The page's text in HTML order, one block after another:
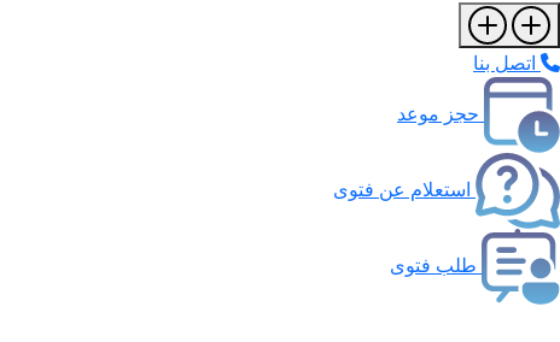
اتصل بنا
حجز موعد
استعلام عن فتوى
طلب فتوى